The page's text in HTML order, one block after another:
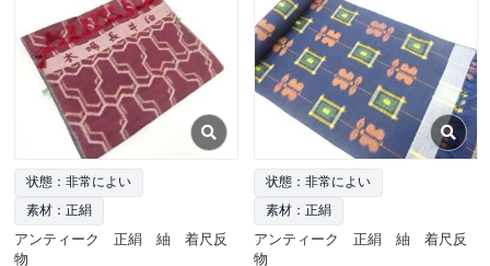
状態：非常によい
素材：正絹
アンティーク 正絹 紬 着尺反
物
状態：非常によい
素材：正絹
アンティーク 正絹 紬 着尺反
物